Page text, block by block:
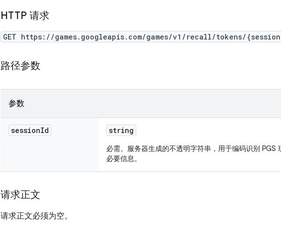
HTTP 请求
GET https://games.googleapis.com/games/v1/recall/tokens/
路径参数
参数
sessionId string
必需。服务器生成的不透明字符串，用于编码识别
必要信息。
请求正文
请求正文必须为空。